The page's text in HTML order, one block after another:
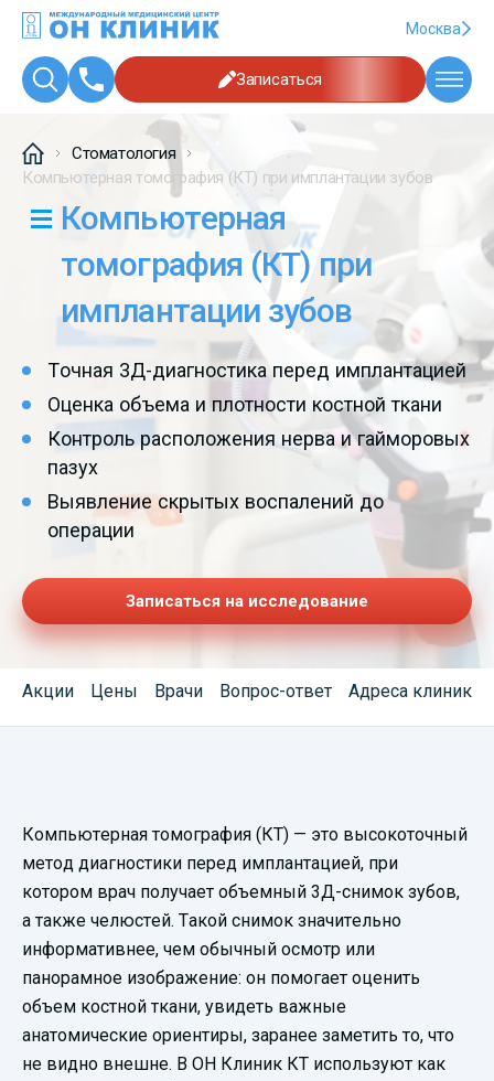
Москва
Записаться
Стоматология
Компьютерная томография (КТ) при имплантации зубов
Компьютерная
томография (КТ) при
имплантации зубов
Точная 3Д-диагностика перед имплантацией
Оценка объема и плотности костной ткани
Контроль расположения нерва и гайморовых
пазух
Выявление скрытых воспалений до
операции
Записаться на исследование
Акции Цены Врачи Вопрос-ответ Адреса клиник
Смотреть
видеопрезентацию
Компьютерная томография (КТ) — это высокоточный
метод диагностики перед имплантацией, при
котором врач получает объемный 3Д-снимок зубов,
а также челюстей. Такой снимок значительно
информативнее, чем обычный осмотр или
панорамное изображение: он помогает оценить
объем костной ткани, увидеть важные
анатомические ориентиры, заранее заметить то, что
не видно внешне. В ОН Клиник КТ используют как